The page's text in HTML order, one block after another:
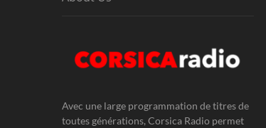
Avec une large programmation de titres de
toutes générations, Corsica Radio permet